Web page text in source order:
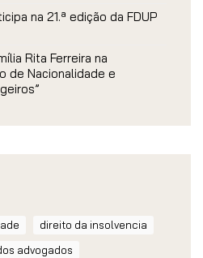
na 21.ª edição da FDUP
Rita Ferreira na
de Nacionalidade e
direito da insolvencia
advogados